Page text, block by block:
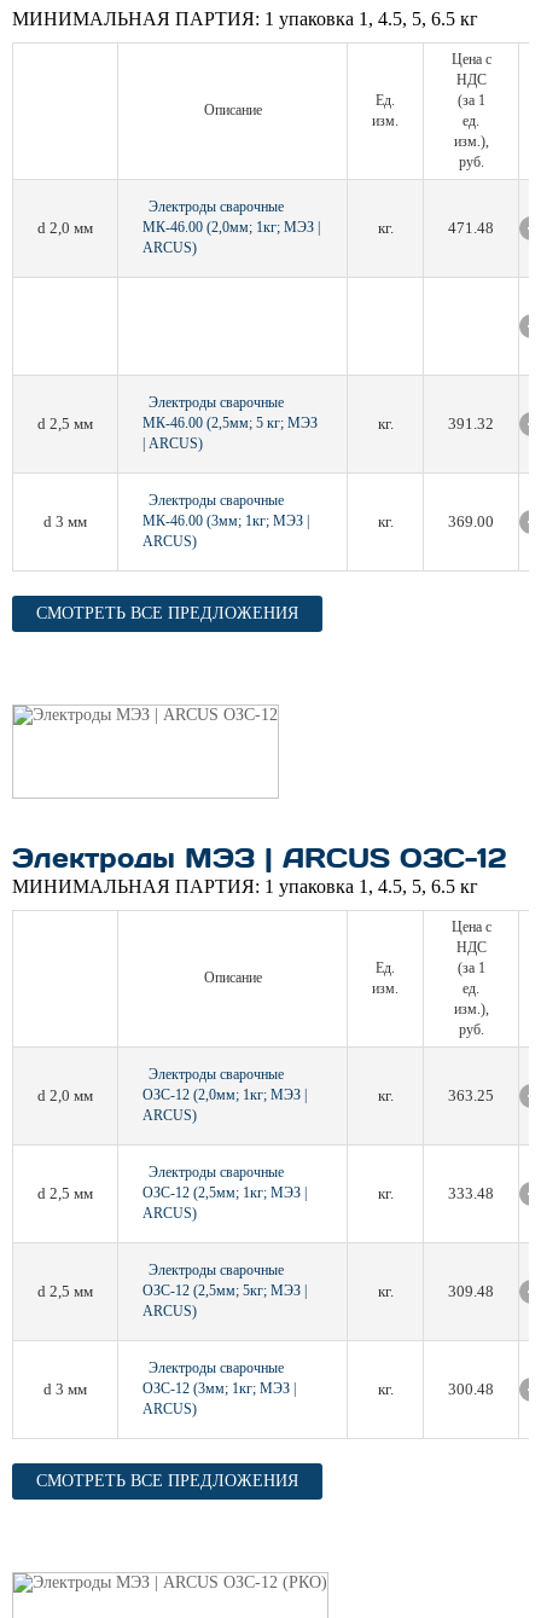
МИНИМАЛЬНАЯ ПАРТИЯ: 1 упаковка 1, 4.5, 5, 6.5 кг
Описание
Ед.
изм.
Цена с
НДС
(за 1
ед.
изм.),
руб.
d 2,0 мм
Электроды сварочные
МК-46.00 (2,0мм; 1кг; МЭЗ |
ARCUS)
кг. 471.48
d 2,5 мм
Электроды сварочные
МК-46.00 (2,5мм; 5 кг; МЭЗ
| ARCUS)
кг. 391.32
d 3 мм
Электроды сварочные
МК-46.00 (3мм; 1кг; МЭЗ |
ARCUS)
кг. 369.00
СМОТРЕТЬ ВСЕ ПРЕДЛОЖЕНИЯ
Электроды МЭЗ | ARCUS ОЗС-12
МИНИМАЛЬНАЯ ПАРТИЯ: 1 упаковка 1, 4.5, 5, 6.5 кг
Описание
Ед.
изм.
Цена с
НДС
(за 1
ед.
изм.),
руб.
d 2,0 мм
Электроды сварочные
ОЗС-12 (2,0мм; 1кг; МЭЗ |
ARCUS)
кг. 363.25
d 2,5 мм
Электроды сварочные
ОЗС-12 (2,5мм; 1кг; МЭЗ |
ARCUS)
кг. 333.48
d 2,5 мм
Электроды сварочные
ОЗС-12 (2,5мм; 5кг; МЭЗ |
ARCUS)
кг. 309.48
d 3 мм
Электроды сварочные
ОЗС-12 (3мм; 1кг; МЭЗ |
ARCUS)
кг. 300.48
СМОТРЕТЬ ВСЕ ПРЕДЛОЖЕНИЯ